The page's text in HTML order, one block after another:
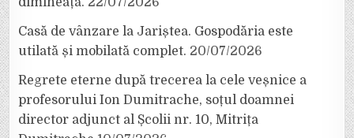
Casă de vânzare la Jariștea. Gospodăria este
utilată și mobilată complet. 20/07/2026
Regrete eterne după trecerea la cele veșnice a
profesorului Ion Dumitrache, soțul doamnei
director adjunct al Școlii nr. 10, Mitrița